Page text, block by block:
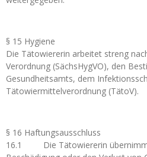
§ 15 Hygiene
Die Tätowiererin arbeitet streng
Verordnung (SächsHygVO), den
Gesundheitsamts, dem
Tätowiermittelverordnung (TätoV).
§ 16 Haftungsausschluss
16.1 Die Tätowiererin